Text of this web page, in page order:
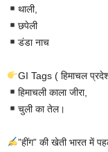
थाली,
छपेली
डंडा नाच
GI Tags ( हिमाचल
हिमाचली काला जीरा,
चुली का तेल।
”हींग” की खेती भारत में